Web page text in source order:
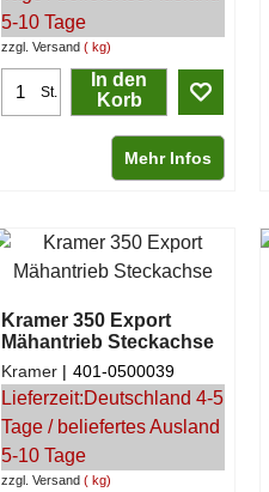
zzgl. Versand kg
5-10 Tage
St.
In den
Korb
Mehr Infos
Kramer 350 Export
Mähantrieb Steckachse
zzgl. Versand kg
Kramer 401-0500039
Lieferzeit:Deutschland 4-5
Tage / beliefertes Ausland
5-10 Tage